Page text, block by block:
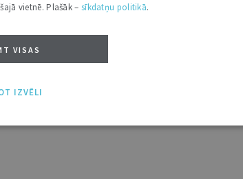
vietnē. Plašāk – sīkdatņu politikā.
VISAS
IZVĒLI